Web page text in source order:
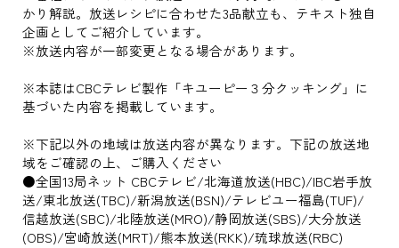
かり解説。放送レシピに合わせた3品献立も、テキスト独自
企画としてご紹介しています。
※放送内容が一部変更となる場合があります。
※本誌はCBCテレビ製作「キユーピー３分クッキング」に
基づいた内容を掲載しています。
※下記以外の地域は放送内容が異なります。下記の放送地
域をご確認の上、ご購入ください
●全国13局ネット CBCテレビ/北海道放送(HBC)/IBC岩手放
送/東北放送(TBC)/新潟放送(BSN)/テレビユー福島(TUF)/
信越放送(SBC)/北陸放送(MRO)/静岡放送(SBS)/大分放送
(OBS)/宮崎放送(MRT)/熊本放送(RKK)/琉球放送(RBC)